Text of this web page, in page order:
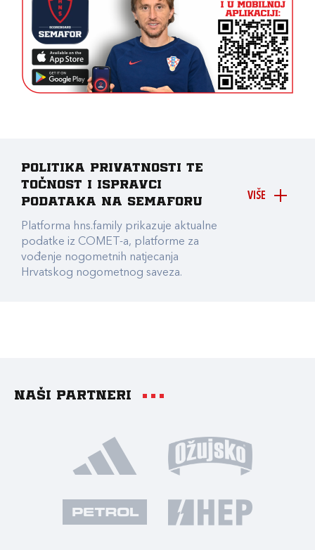
VIŠE
Politika privatnosti te
točnost i ispravci
podataka na Semaforu
Platforma hns.family prikazuje aktualne
podatke iz COMET-a, platforme za
vođenje nogometnih natjecanja
Hrvatskog nogometnog saveza.
Naši partneri